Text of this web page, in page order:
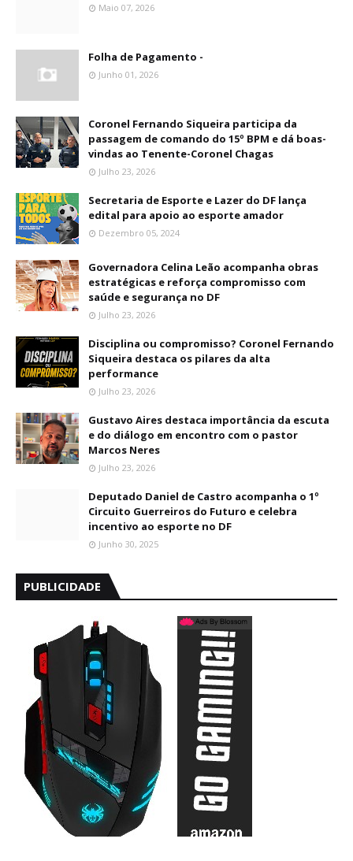
Maio 07, 2026
Folha de Pagamento -
Junho 01, 2026
Coronel Fernando Siqueira participa da
passagem de comando do 15º BPM e dá boas-
vindas ao Tenente-Coronel Chagas
Julho 23, 2026
Secretaria de Esporte e Lazer do DF lança
edital para apoio ao esporte amador
Dezembro 05, 2024
Governadora Celina Leão acompanha obras
estratégicas e reforça compromisso com
saúde e segurança no DF
Julho 23, 2026
Disciplina ou compromisso? Coronel Fernando
Siqueira destaca os pilares da alta
performance
Julho 23, 2026
Gustavo Aires destaca importância da escuta
e do diálogo em encontro com o pastor
Marcos Neres
Julho 23, 2026
Deputado Daniel de Castro acompanha o 1º
Circuito Guerreiros do Futuro e celebra
incentivo ao esporte no DF
Junho 30, 2025
PUBLICIDADE